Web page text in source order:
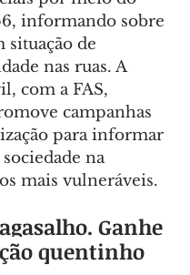
informando sobre
situação de
nas ruas. A
com a FAS,
campanhas
para informar
na
mais vulneráveis.
Ganhe
quentinho